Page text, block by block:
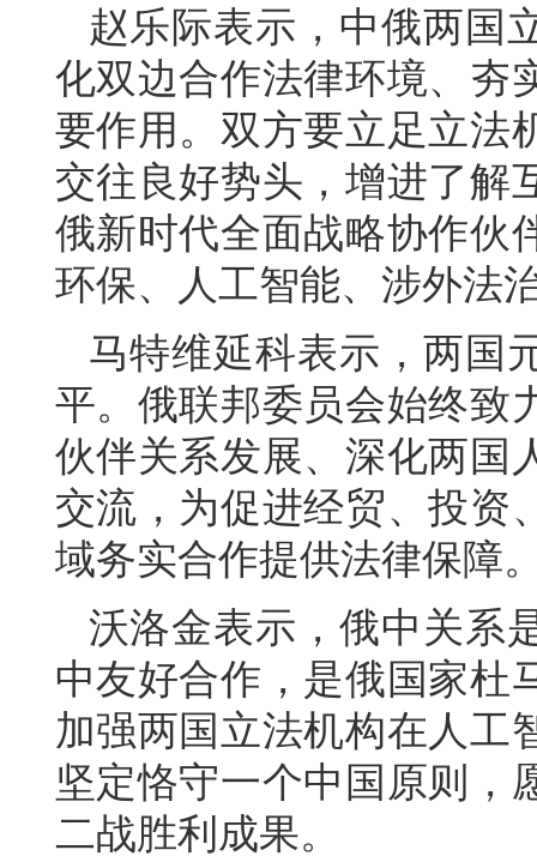
赵乐际表示，中俄两国
化双边合作法律环境、夯
要作用。双方要立足立法
交往良好势头，增进了解
俄新时代全面战略协作伙
环保、人工智能、涉外法
马特维延科表示，两国
平。俄联邦委员会始终致
伙伴关系发展、深化两国
交流，为促进经贸、投资
域务实合作提供法律保障
沃洛金表示，俄中关系
中友好合作，是俄国家杜
加强两国立法机构在人工
坚定恪守一个中国原则，
二战胜利成果。